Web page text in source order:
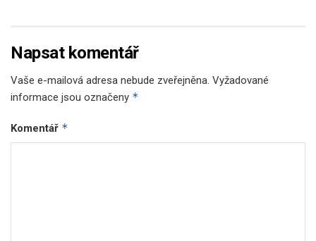
Napsat komentář
Vaše e-mailová adresa nebude zveřejněna. Vyžadované
informace jsou označeny *
Komentář *